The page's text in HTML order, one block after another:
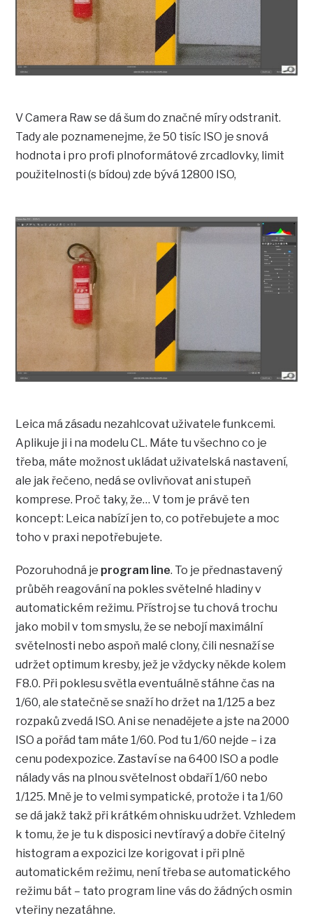
V Camera Raw se dá šum do značné míry odstranit.
Tady ale poznamenejme, že 50 tisíc ISO je snová
hodnota i pro profi plnoformátové zrcadlovky, limit
použitelnosti (s bídou) zde bývá 12800 ISO,
Leica má zásadu nezahlcovat uživatele funkcemi.
Aplikuje ji i na modelu CL. Máte tu všechno co je
třeba, máte možnost ukládat uživatelská nastavení,
ale jak řečeno, nedá se ovlivňovat ani stupeň
komprese. Proč taky, že… V tom je právě ten
koncept: Leica nabízí jen to, co potřebujete a moc
toho v praxi nepotřebujete.
Pozoruhodná je program line. To je přednastavený
průběh reagování na pokles světelné hladiny v
automatickém režimu. Přístroj se tu chová trochu
jako mobil v tom smyslu, že se nebojí maximální
světelnosti nebo aspoň malé clony, čili nesnaží se
udržet optimum kresby, jež je vždycky někde kolem
F8.0. Při poklesu světla eventuálně stáhne čas na
1/60, ale statečně se snaží ho držet na 1/125 a bez
rozpaků zvedá ISO. Ani se nenadějete a jste na 2000
ISO a pořád tam máte 1/60. Pod tu 1/60 nejde – i za
cenu podexpozice. Zastaví se na 6400 ISO a podle
nálady vás na plnou světelnost obdaří 1/60 nebo
1/125. Mně je to velmi sympatické, protože i ta 1/60
se dá jakž takž při krátkém ohnisku udržet. Vzhledem
k tomu, že je tu k disposici nevtíravý a dobře čitelný
histogram a expozici lze korigovat i při plně
automatickém režimu, není třeba se automatického
režimu bát – tato program line vás do žádných osmin
vteřiny nezatáhne.